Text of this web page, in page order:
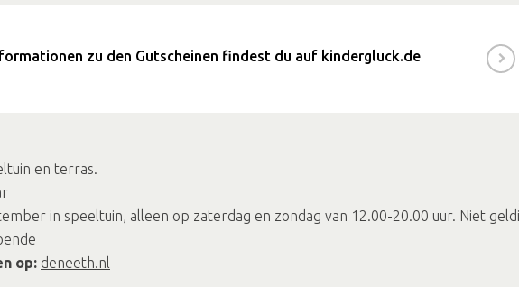
zu den Gutscheinen findest du auf kindergluck.de
en terras.
in speeltuin, alleen op zaterdag en zondag van 12.00-20.00 uur. Niet
op: deneeth.nl